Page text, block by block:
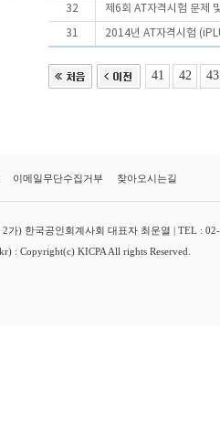
32 제6회 AT자격시험 문제
31 2014년 AT자격시험
41 42 43
이메일무단수집거부 찾아오시는길
가) 한국공인회계사회 대표자 최운열 | TEL :
: Copyright(c) KICPA All rights Reserved.